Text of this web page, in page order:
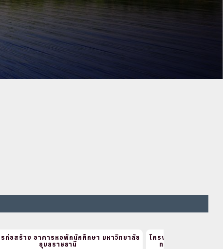
รก่อสร้าง อาคารหอพักนักศึกษา มหาวิทยาลัย
อุบลราชธานี
โครงการปรับปรุงห้อง
ทางการแพทย์ธรร